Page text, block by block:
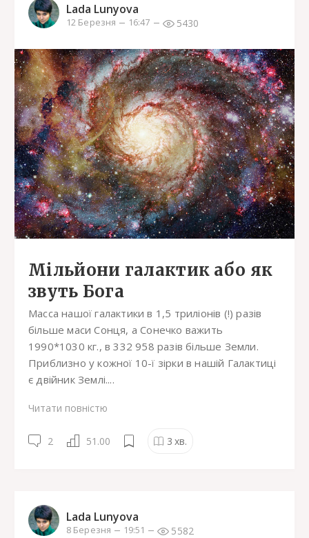
Lada Lunyova
12 Березня 16:47 5430
Мільйони галактик або як
звуть Бога
Масса нашої галактики в 1,5 триліонів (!) разів
більше маси Сонця, а Сонечко важить
1990*1030 кг., в 332 958 разів більше Земли.
Приблизно у кожної 10-ї зірки в нашій Галактиці
є двійник Землі....
Читати повністю
2 51.00 3 хв.
Lada Lunyova
8 Березня 19:51 5582